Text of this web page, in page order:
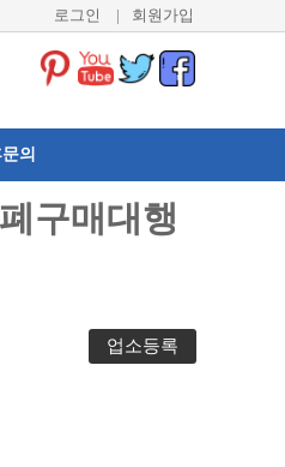
로그인 | 회원가입
의
구매대행
업소등록